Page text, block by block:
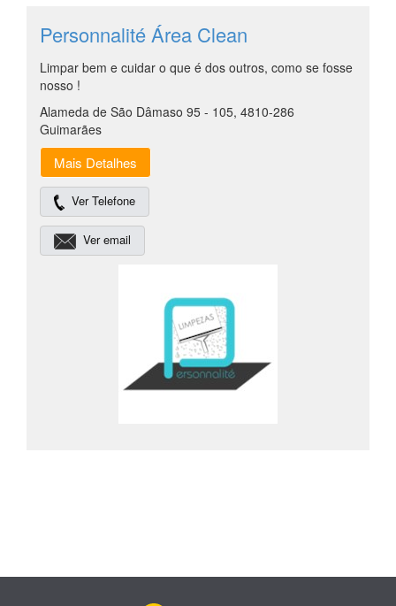
Personnalité Área Clean
Limpar bem e cuidar o que é dos outros, como se fosse
nosso !
Alameda de São Dâmaso 95 - 105, 4810-286
Guimarães
Mais Detalhes
Ver Telefone
Ver email